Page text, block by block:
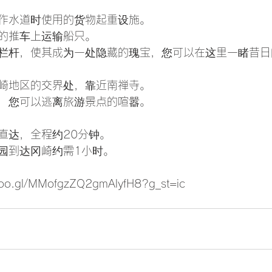
水道时使用的货物起重设施。
推车上运输船只。
杆，使其成为一处隐藏的瑰宝，您可以在这里一睹昔
地区的交界处，靠近南禅寺。
您可以逃离旅游景点的喧嚣。
达，全程约20分钟。
到达冈崎约需1小时。
MMofgzZQ2gmAlyfH8?g_st=ic